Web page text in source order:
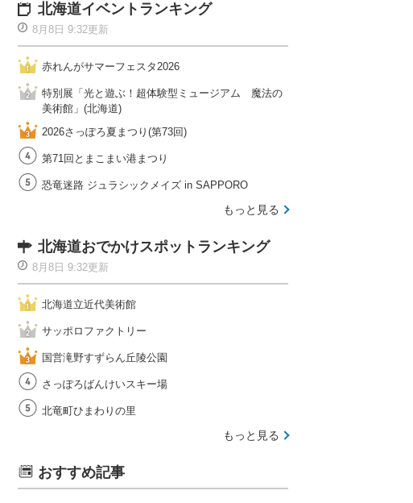
北海道イベントランキング
8月8日 9:32更新
赤れんがサマーフェスタ2026
特別展「光と遊ぶ！超体験型ミュージアム 魔法の
美術館」(北海道)
2026さっぽろ夏まつり(第73回)
第71回とまこまい港まつり
恐竜迷路 ジュラシックメイズ in SAPPORO
もっと見る
北海道おでかけスポットランキング
8月8日 9:32更新
北海道立近代美術館
サッポロファクトリー
国営滝野すずらん丘陵公園
さっぽろばんけいスキー場
北竜町ひまわりの里
もっと見る
おすすめ記事